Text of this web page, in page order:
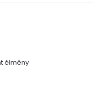
élmény